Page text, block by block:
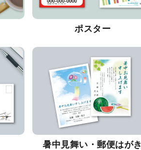
ポスター
暑中見舞い・郵便はがき